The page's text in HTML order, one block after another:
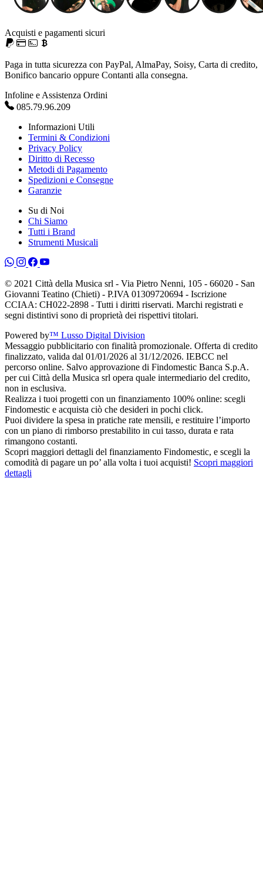
Acquisti e pagamenti sicuri
Paga in tutta sicurezza con PayPal, AlmaPay, Soisy, Carta di credito,
Bonifico bancario oppure Contanti alla consegna.
Infoline e Assistenza Ordini
085.79.96.209
Informazioni Utili
Termini & Condizioni
Privacy Policy
Diritto di Recesso
Metodi di Pagamento
Spedizioni e Consegne
Garanzie
Su di Noi
Chi Siamo
Tutti i Brand
Strumenti Musicali
© 2021 Città della Musica srl - Via Pietro Nenni, 105 - 66020 - San
Giovanni Teatino (Chieti) - P.IVA 01309720694 - Iscrizione
CCIAA: CH022-2898 - Tutti i diritti riservati. Marchi registrati e
segni distintivi sono di proprietà dei rispettivi titolari.
Powered by™ Lusso Digital Division
Messaggio pubblicitario con finalità promozionale. Offerta di credito
finalizzato, valida dal 01/01/2026 al 31/12/2026. IEBCC nel
percorso online. Salvo approvazione di Findomestic Banca S.p.A.
per cui Città della Musica srl opera quale intermediario del credito,
non in esclusiva.
Realizza i tuoi progetti con un finanziamento 100% online: scegli
Findomestic e acquista ciò che desideri in pochi click.
Puoi dividere la spesa in pratiche rate mensili, e restituire l’importo
con un piano di rimborso prestabilito in cui tasso, durata e rata
rimangono costanti.
Scopri maggiori dettagli del finanziamento Findomestic, e scegli la
comodità di pagare un po’ alla volta i tuoi acquisti! Scopri maggiori
dettagli